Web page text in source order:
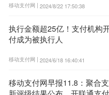
移动支付网 | 2024/8/22 17:50:38
执行金额超25亿！支付机构
付成为被执行人
移动支付网 | 2024/6/18 16:40:41
移动支付网早报11.8：聚合